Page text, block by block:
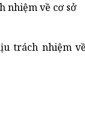
nhiệm về cơ sở
trách nhiệm